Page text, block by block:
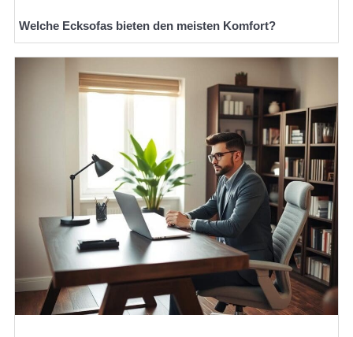
Welche Ecksofas bieten den meisten Komfort?